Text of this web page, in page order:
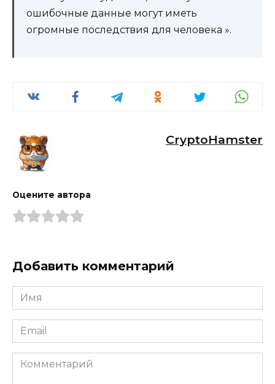
ошибочные данные могут иметь
огромные последствия для человека ».
CryptoHamster
Оцените автора
Добавить комментарий
Имя
*
Email
*
Комментарий